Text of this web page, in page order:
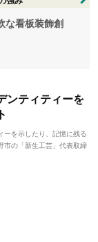
な看板装飾創
ンティティーを
を示したり、記憶に残る
の「新生工芸」代表取締